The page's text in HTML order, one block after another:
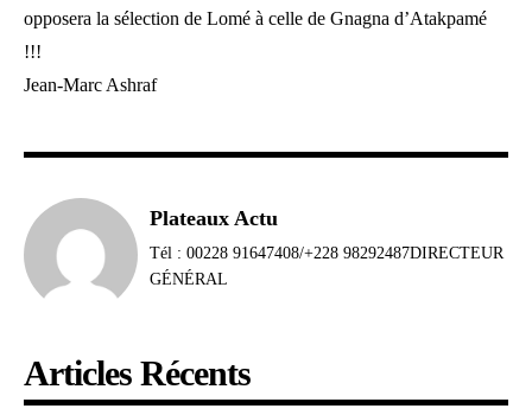
opposera la sélection de Lomé à celle de Gnagna d’Atakpamé
!!!
Jean-Marc Ashraf
Plateaux Actu
Tél : 00228 91647408/+228 98292487DIRECTEUR
GÉNÉRAL
Articles Récents